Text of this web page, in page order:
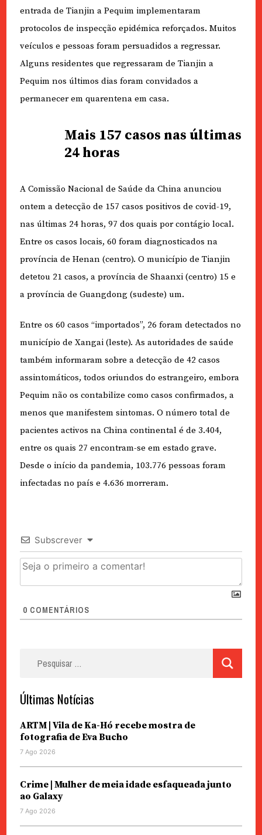
entrada de Tianjin a Pequim implementaram
protocolos de inspecção epidémica reforçados. Muitos
veículos e pessoas foram persuadidos a regressar.
Alguns residentes que regressaram de Tianjin a
Pequim nos últimos dias foram convidados a
permanecer em quarentena em casa.
Mais 157 casos nas últimas
24 horas
A Comissão Nacional de Saúde da China anunciou
ontem a detecção de 157 casos positivos de covid-19,
nas últimas 24 horas, 97 dos quais por contágio local.
Entre os casos locais, 60 foram diagnosticados na
província de Henan (centro). O município de Tianjin
detetou 21 casos, a província de Shaanxi (centro) 15 e
a província de Guangdong (sudeste) um.
Entre os 60 casos “importados”, 26 foram detectados no
município de Xangai (leste). As autoridades de saúde
também informaram sobre a detecção de 42 casos
assintomáticos, todos oriundos do estrangeiro, embora
Pequim não os contabilize como casos confirmados, a
menos que manifestem sintomas. O número total de
pacientes activos na China continental é de 3.404,
entre os quais 27 encontram-se em estado grave.
Desde o início da pandemia, 103.776 pessoas foram
infectadas no país e 4.636 morreram.
Subscrever
0 COMENTÁRIOS
Últimas Notícias
ARTM | Vila de Ka-Hó recebe mostra de
fotografia de Eva Bucho
7 Ago 2026
Crime | Mulher de meia idade esfaqueada junto
ao Galaxy
7 Ago 2026